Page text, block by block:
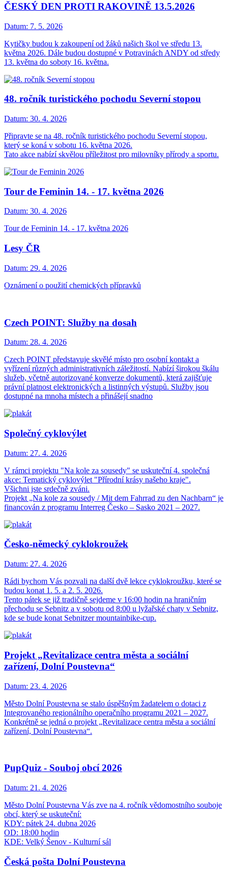
ČESKÝ DEN PROTI RAKOVINĚ 13.5.2026
Datum: 7. 5. 2026
Kytičky budou k zakoupení od žáků našich škol ve středu 13.
května 2026. Dále budou dostupné v Potravinách ANDY od středy
13. května do soboty 16. května.
48. ročník turistického pochodu Severní stopou
Datum: 30. 4. 2026
Připravte se na 48. ročník turistického pochodu Severní stopou,
který se koná v sobotu 16. května 2026.
Tato akce nabízí skvělou příležitost pro milovníky přírody a sportu.
Tour de Feminin 14. - 17. května 2026
Datum: 30. 4. 2026
Tour de Feminin 14. - 17. května 2026
Lesy ČR
Datum: 29. 4. 2026
Oznámení o použití chemických přípravků
Czech POINT: Služby na dosah
Datum: 28. 4. 2026
Czech POINT představuje skvělé místo pro osobní kontakt a
vyřízení různých administrativních záležitostí. Nabízí širokou škálu
služeb, včetně autorizované konverze dokumentů, která zajišťuje
právní platnost elektronických a listinných výstupů. Služby jsou
dostupné na mnoha místech a přinášejí snadno
Společný cyklovýlet
Datum: 27. 4. 2026
V rámci projektu "Na kole za sousedy" se uskuteční 4. společná
akce: Tematický cyklovýlet "Přírodní krásy našeho kraje".
Všichni jste srdečně zváni.
Projekt „Na kole za sousedy / Mit dem Fahrrad zu den Nachbarn“ je
financován z programu Interreg Česko – Sasko 2021 – 2027.
Česko-německý cyklokroužek
Datum: 27. 4. 2026
Rádi bychom Vás pozvali na další dvě lekce cyklokroužku, které se
budou konat 1. 5. a 2. 5. 2026.
Tento pátek se již tradičně sejdeme v 16:00 hodin na hraničním
přechodu se Sebnitz a v sobotu od 8:00 u lyžařské chaty v Sebnitz,
kde se bude konat Sebnitzer mountainbike-cup.
Projekt „Revitalizace centra města a sociální
zařízení, Dolní Poustevna“
Datum: 23. 4. 2026
Město Dolní Poustevna se stalo úspěšným žadatelem o dotaci z
Integrovaného regionálního operačního programu 2021 – 2027.
Konkrétně se jedná o projekt „Revitalizace centra města a sociální
zařízení, Dolní Poustevna“.
PupQuiz - Souboj obcí 2026
Datum: 21. 4. 2026
Město Dolní Poustevna Vás zve na 4. ročník vědomostního souboje
obcí, který se uskuteční:
KDY: pátek 24. dubna 2026
OD: 18:00 hodin
KDE: Velký Šenov - Kulturní sál
Česká pošta Dolní Poustevna